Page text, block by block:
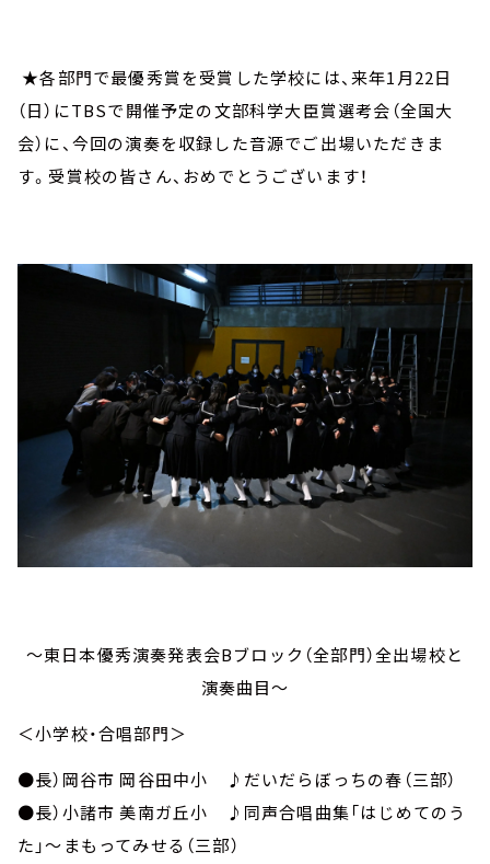
★各部門で最優秀賞を受賞した学校には、来年1月22日
（日）にTBSで開催予定の文部科学大臣賞選考会（全国大
会）に、今回の演奏を収録した音源でご出場いただきま
す。受賞校の皆さん、おめでとうございます！
～東日本優秀演奏発表会Bブロック（全部門）全出場校と
演奏曲目～
＜小学校・合唱部門＞
●長）岡谷市 岡谷田中小 ♪だいだらぼっちの春（三部）
●長）小諸市 美南ガ丘小 ♪同声合唱曲集「はじめてのう
た」～まもってみせる（三部）